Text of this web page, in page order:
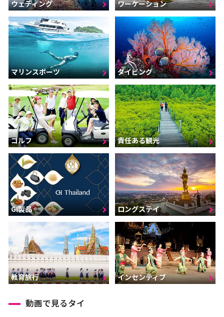
ウェディング ワーケーション
マリンスポーツ ダイビング
ゴルフ 責任ある観光
GI製品 ロングステイ
教育旅行 インセンティブ
動画で見るタイ